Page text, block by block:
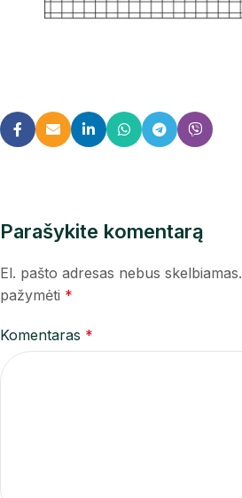
Parašykite komentarą
El. pašto adresas nebus skelbiamas.
pažymėti *
Komentaras *